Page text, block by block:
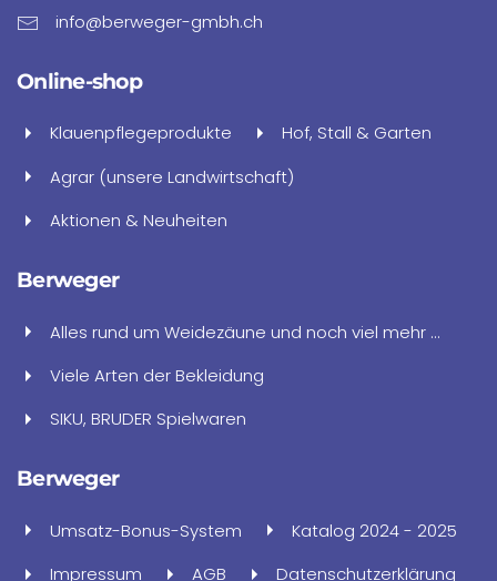
info@berweger-gmbh.ch
Online-shop
Klauenpflegeprodukte
Hof, Stall & Garten
Agrar (unsere Landwirtschaft)
Aktionen & Neuheiten
Berweger
Alles rund um Weidezäune und noch viel mehr ...
Viele Arten der Bekleidung
SIKU, BRUDER Spielwaren
Berweger
Umsatz-Bonus-System
Katalog 2024 - 2025
Impressum
AGB Datenschutzerklärung